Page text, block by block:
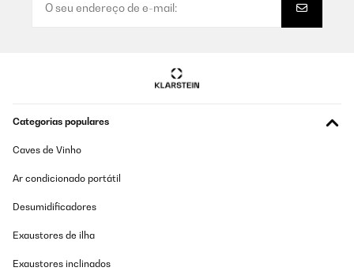
Categorias populares
Caves de Vinho
Ar condicionado portátil
Desumidificadores
Exaustores de ilha
Exaustores inclinados